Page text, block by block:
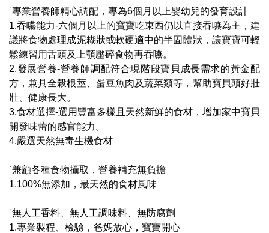
˙專業營養師精心調配，專為6個月以上嬰幼兒的發育設計
1.吞嚥能力-六個月以上的寶寶吃東西仍以直接吞嚥為主，建
議將食物處理成泥糊狀或軟硬適中的半固體狀，讓寶寶可輕
鬆練習用舌頭及上顎壓碎食物再吞嚥。
2.發展營養-營養師調配符合現階段寶貝成長需求的黃金配
方，兼具全榖根莖、蛋豆魚肉及蔬菜類等，幫助寶貝頭好壯
壯、健康長大。
3.食材選擇-選用豐富多樣且天然新鮮的食材，增加家中寶貝
開發味蕾的感官能力。
4.嚴選天然無毒生機食材
˙兼顧各種食物攝取，營養補充無負擔
1.100%無添加，最天然的食材風味
˙無人工香料、無人工調味料、無防腐劑
1.專業製程、檢驗，爸媽放心，寶寶開心